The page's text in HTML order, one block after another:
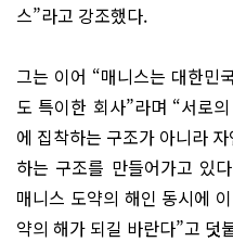
스”라고 강조했다.
그는 이어 “매니스는 대한민
도 특이한 회사”라며 “서로
에 집착하는 구조가 아니라
하는 구조를 만들어가고 있
매니스 도약의 해인 동시에
약의 해가 되길 바란다”고 덧